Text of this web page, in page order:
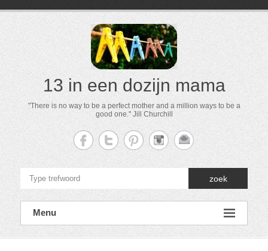
13 in een dozijn mama
"There is no way to be a perfect mother and a million ways to be a
good one." Jill Churchill
zoek
Menu